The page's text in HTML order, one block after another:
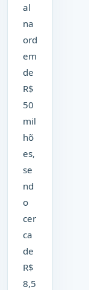
al
na
ord
em
de
R$
50
mil
hõ
es,
se
nd
o
cer
ca
de
R$
8,5